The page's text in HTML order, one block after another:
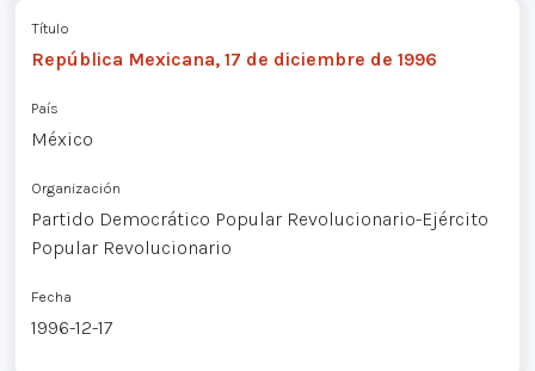
Título
República Mexicana, 17 de diciembre de 1996
País
México
Organización
Partido Democrático Popular Revolucionario-Ejército
Popular Revolucionario
Fecha
1996-12-17